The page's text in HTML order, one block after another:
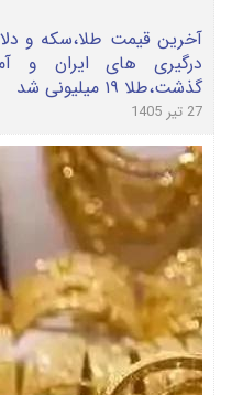
آخرین قیمت طلا،سکه و
گذشت،طلا ۱۹ میلیونی شد
27 تیر 1405